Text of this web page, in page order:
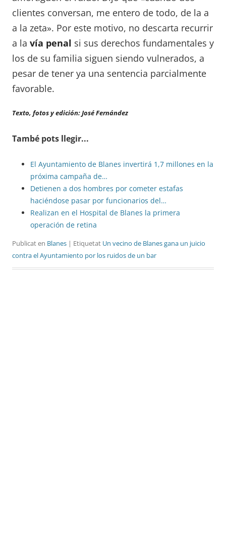
clientes conversan, me entero de todo, de la a
a la zeta». Por este motivo, no descarta recurrir
a la vía penal si sus derechos fundamentales y
los de su familia siguen siendo vulnerados, a
pesar de tener ya una sentencia parcialmente
favorable.
Texto, fotos y edición: José Fernández
També pots llegir...
El Ayuntamiento de Blanes invertirá 1,7 millones en la
próxima campaña de…
Detienen a dos hombres por cometer estafas
haciéndose pasar por funcionarios del…
Realizan en el Hospital de Blanes la primera
operación de retina
Publicat en Blanes | Etiquetat Un vecino de Blanes gana un juicio
contra el Ayuntamiento por los ruidos de un bar